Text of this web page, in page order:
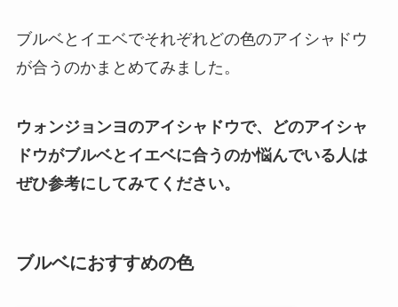
ブルベとイエベでそれぞれどの色のアイシャドウ
が合うのかまとめてみました。
ウォンジョンヨのアイシャドウで、どのアイシャ
ドウがブルベとイエベに合うのか悩んでいる人は
ぜひ参考にしてみてください。
ブルベにおすすめの色